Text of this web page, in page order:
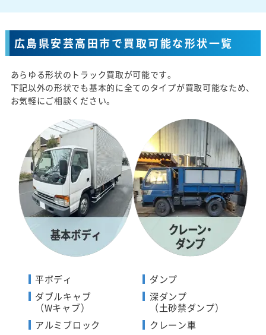
広島県安芸高田市で買取可能な形状一覧
あらゆる形状のトラック買取が可能です。
下記以外の形状でも基本的に全てのタイプが買取可能なため、
お気軽にご相談ください。
平ボディ
ダブルキャブ
（Wキャブ）
アルミブロック
ダンプ
深ダンプ
（土砂禁ダンプ）
クレーン車